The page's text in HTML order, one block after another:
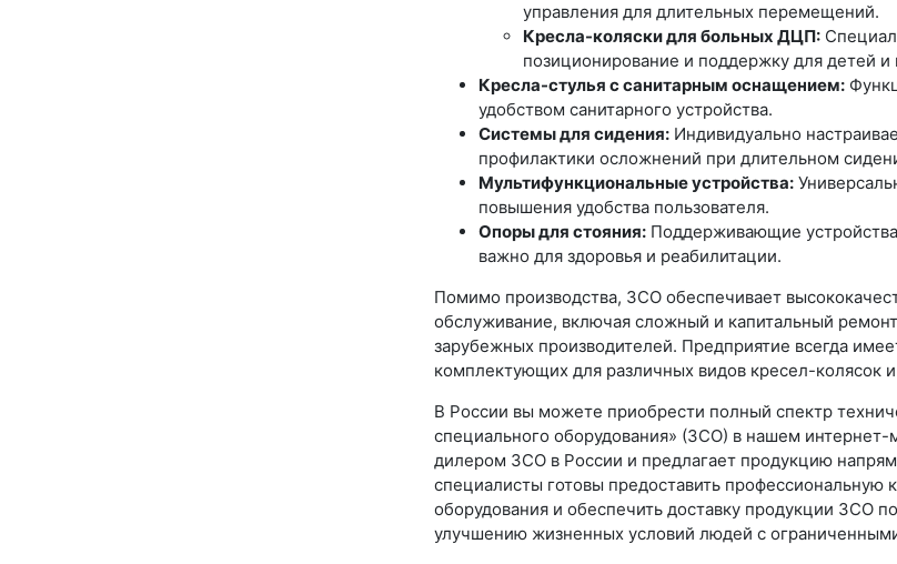
управления для длительных перемещений.
Кресла-коляски для больных ДЦП:
позиционирование и поддержку для детей
Кресла-стулья с санитарным оснащением:
удобством санитарного устройства.
Системы для сидения:Индивидуально
профилактики осложнений при длительном
Мультифункциональные устройства:
повышения удобства пользователя.
Опоры для стояния:Поддерживающие
важно для здоровья и реабилитации.
Помимо производства, ЗСО обеспечивает
обслуживание, включая сложный и капитальный
зарубежных производителей. Предприятие всегда
комплектующих для различных видов кресел-колясок
В России вы можете приобрести полный спектр
специального оборудования» (ЗСО) в нашем
дилером ЗСО в России и предлагает продукцию
специалисты готовы предоставить
оборудования и обеспечить доставку продукции ЗСО
улучшению жизненных условий людей с